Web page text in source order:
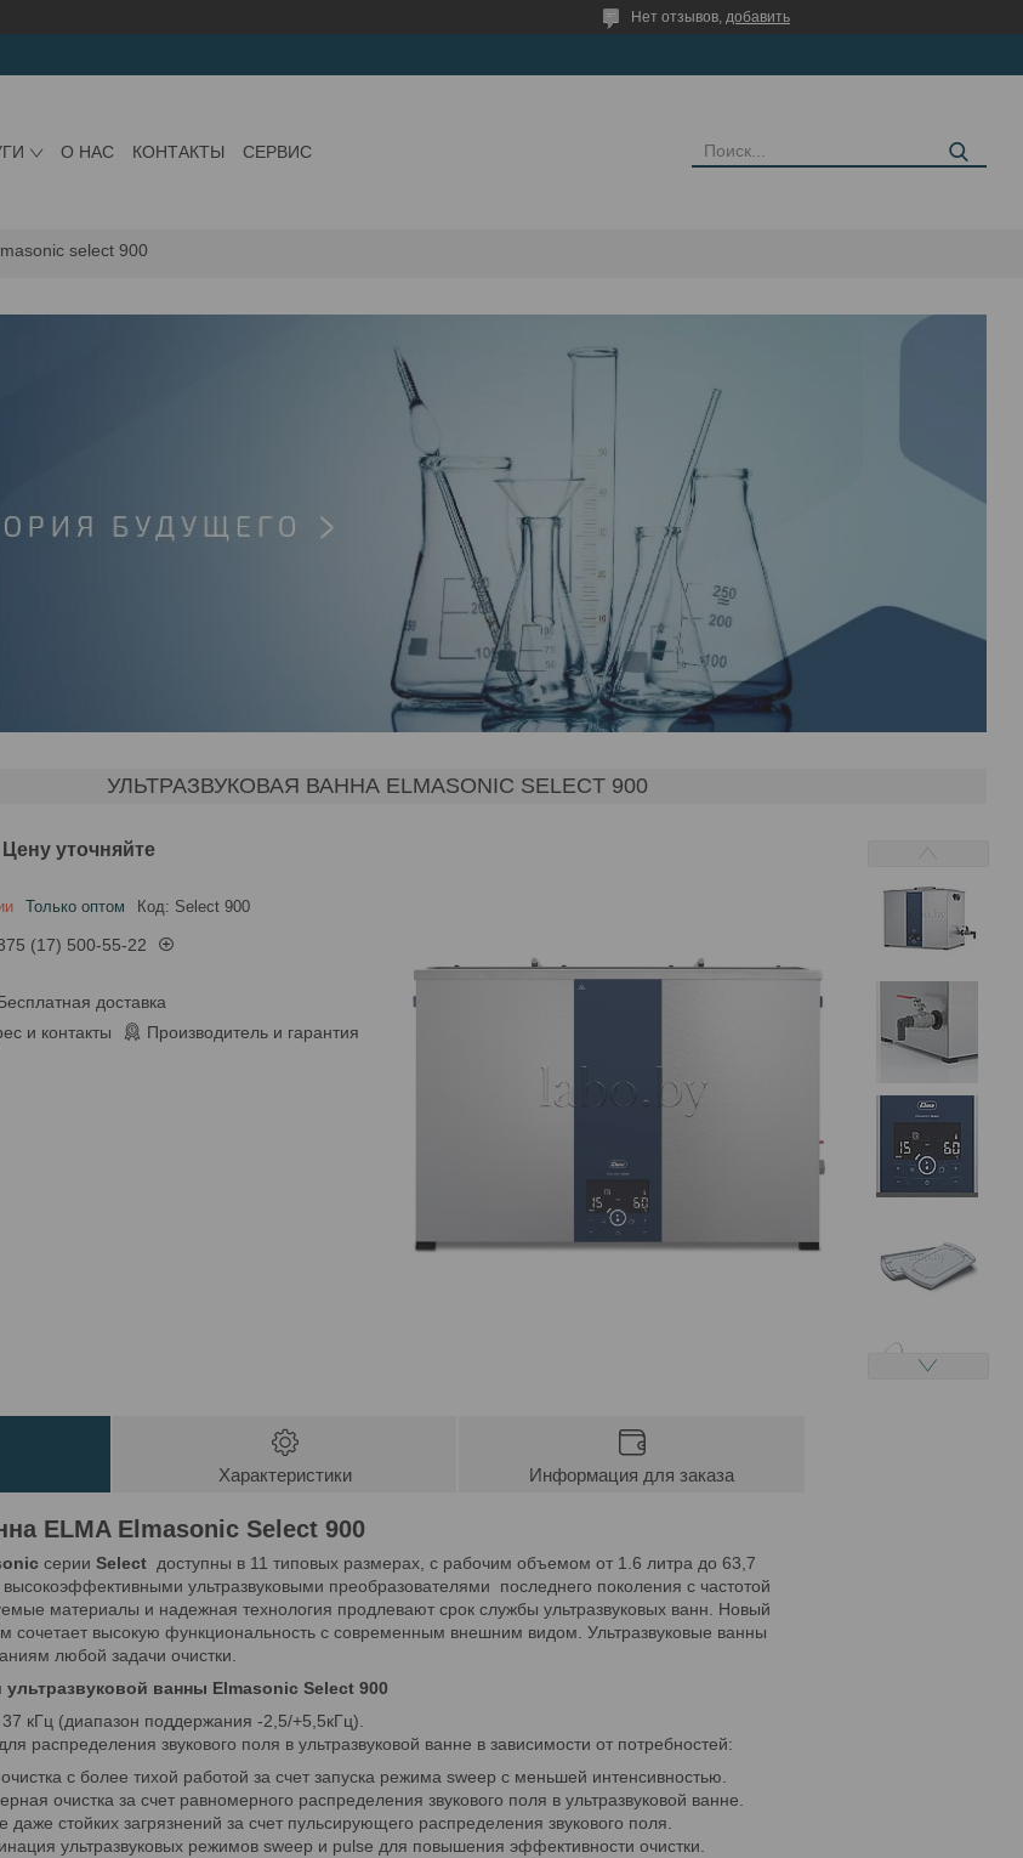
Нет отзывов, добавить
О НАС КОНТАКТЫ СЕРВИС
select 900
УЛЬТРАЗВУКОВАЯ ВАННА ELMASONIC SELECT 900
Цену уточняйте
Только оптом Код: Select 900
(17) 500-55-22
доставка
и контакты Производитель и гарантия
Характеристики Информация для заказа
ELMA Elmasonic Select 900
серии Select доступны в 11 типовых размерах, с рабочим объемом от 1.6 литра до 63,7
ультразвуковыми преобразователями последнего поколения с частотой
материалы и надежная технология продлевают срок службы ультразвуковых ванн. Новый
сочетает высокую функциональность с современным внешним видом. Ультразвуковые ванны
любой задачи очистки.
ванны Elmasonic Select 900
37 кГц (диапазон поддержания -2,5/+5,5кГц).
распределения звукового поля в ультразвуковой ванне в зависимости от потребностей:
с более тихой работой за счет запуска режима sweep с меньшей интенсивностью.
очистка за счет равномерного распределения звукового поля в ультразвуковой ванне.
даже стойких загрязнений за счет пульсирующего распределения звукового поля.
ультразвуковых режимов sweep и pulse для повышения эффективности очистки.